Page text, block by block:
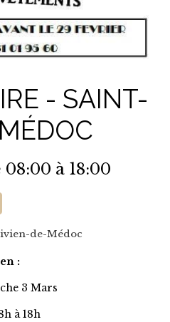
- SAINT-
08:00 à 18:00
de-Médoc
:
3 Mars
à 18h